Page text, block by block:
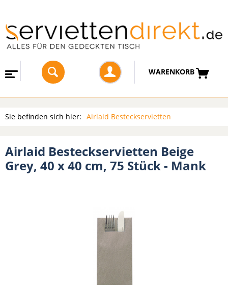
WARENKORB
Sie befinden sich hier: Airlaid Besteckservietten
Airlaid Besteckservietten Beige
Grey, 40 x 40 cm, 75 Stück - Mank